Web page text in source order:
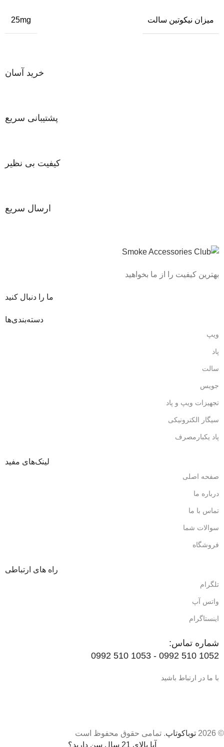
میزان نیکوتین سالت 25mg
خرید آسان
پشتیبانی سریع
کیفیت بی نظیر
ارسال سریع
بهترین کیفیت را از ما بخواهید
ما را دنبال کنید
دسته‌بندی‌ها
ویپ
پاد
سالت
جویس
تجهیزات ویپ و پاد
سیگار الکترونیکی
پاد یکبارمصرف
لینک‌های مفید
صفحه اصلی
درباره ما
تماس با ما
سوالات شما
فروشگاه
راه های ارتباطی
تلگرام
واتس آپ
اینستاگرام
شماره تماس:
1052 510 0992 - 1053 510 0992
با ما در ارتباط باشید
© 2026 توباکوتاپ. تمامی حقوق محفوظ است
آیا بالای 21 سال سن دارید؟